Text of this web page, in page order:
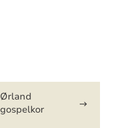
Ørland
gospelkor